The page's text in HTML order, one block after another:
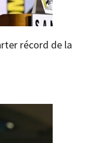
récord de la